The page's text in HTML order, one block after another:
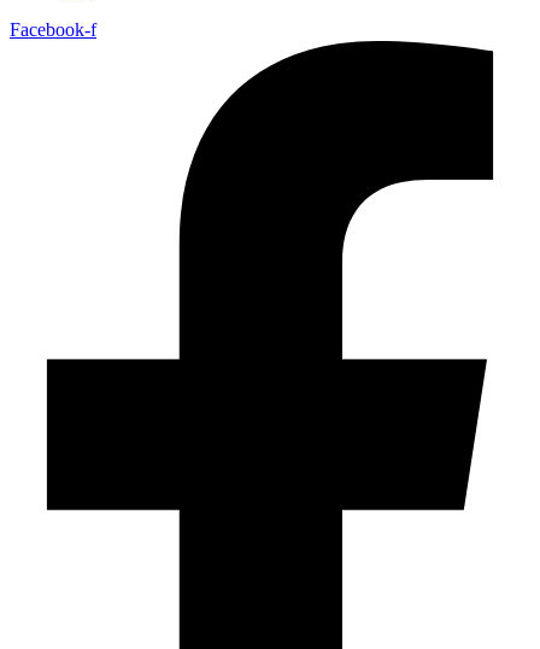
Facebook-f